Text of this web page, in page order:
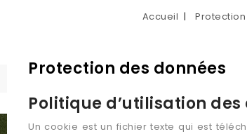
Accueil
Protection des données
Politique d’utilisation des
Un cookie est un fichier texte qui est